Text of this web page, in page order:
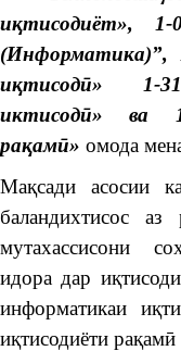
иқтисодиёт», 1-
(Информатика)”,
иқтисодӣ» 1-
иктисодӣ» ва
рақамӣ» омода
Мақсади асосии
баландихтисос
мутахассисони
идора дар
информатикаи
иқтисодиёти